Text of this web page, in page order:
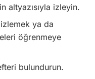
altyazısıyla izleyin.
izlemek ya da
öğrenmeye
bulundurun.